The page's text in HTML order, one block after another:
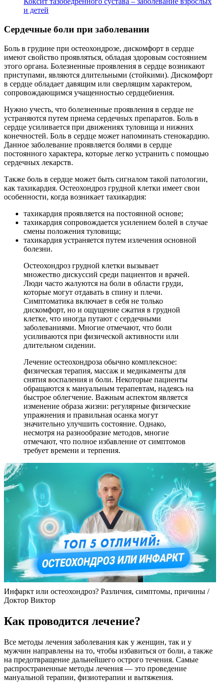
и детей
Сердечные боли при заболевании
Боль в грудине при остеохондрозе, дискомфорт в сердце
имеют свойство проявляться, обладая здоровым состоянием
этого органа. Болезненные проявления в сердце возникают
приступами, являются длительными (стойкими). Дискомфорт
в сердце обладает давящим или сверлящим характером,
сопровождающимся учащенностью сердцебиения.
Нужно учесть, что болезненные проявления в сердце не
устраняются путем приема сердечных препаратов. Боль в
сердце усиливается при движениях туловища и нижних
конечностей. Боль в сердце может напоминать стенокардию.
Данное заболевание проявляется болями в сердце
постоянного характера, которые легко устранить с помощью
сердечных лекарств.
Также боль в сердце может быть сигналом такой патологии,
как тахикардия. Остеохондроз грудной клетки имеет свои
особенности, когда возникает тахикардия:
тахикардия проявляется на постоянной основе;
тахикардия сопровождается усилением болей в случае
смены положения туловища;
тахикардия устраняется путем излечения основной
болезни.
Остеохондроз грудной клетки вызывает
множество дискуссий среди пациентов и врачей.
Люди часто жалуются на боли в области груди,
которые могут отдавать в спину и плечи.
Симптоматика включает в себя не только
дискомфорт, но и ощущение сжатия в грудной
клетке, что иногда путают с сердечными
заболеваниями. Многие отмечают, что боли
усиливаются при физической активности или
длительном сидении.
Лечение остеохондроза обычно комплексное:
физическая терапия, массаж и медикаменты для
снятия воспаления и боли. Некоторые пациенты
обращаются к мануальным терапевтам, надеясь на
быстрое облегчение. Важным аспектом является
изменение образа жизни: регулярные физические
упражнения и правильная осанка могут
значительно улучшить состояние. Однако,
несмотря на разнообразие методов, многие
отмечают, что полное избавление от симптомов
требует времени и терпения.
Инфаркт или остеохондроз? Различия, симптомы, причины /
Доктор Виктор
Как проводится лечение?
Все методы лечения заболевания как у женщин, так и у
мужчин направлены на то, чтобы избавиться от боли, а также
на предотвращение дальнейшего острого течения. Самые
распространенные методы лечения — это проведение
мануальной терапии, физиотерапии и вытяжения.